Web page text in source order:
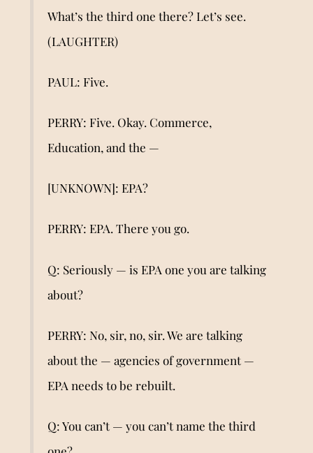
What’s the third one there? Let’s see.
(LAUGHTER)
PAUL: Five.
PERRY: Five. Okay. Commerce,
Education, and the —
[UNKNOWN]: EPA?
PERRY: EPA. There you go.
Q: Seriously — is EPA one you are talking
about?
PERRY: No, sir, no, sir. We are talking
about the — agencies of government —
EPA needs to be rebuilt.
Q: You can’t — you can’t name the third